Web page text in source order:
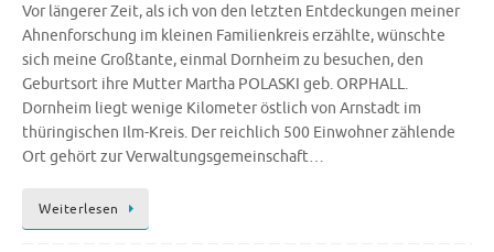
Vor längerer Zeit, als ich von den letzten Entdeckungen meiner
Ahnenforschung im kleinen Familienkreis erzählte, wünschte
sich meine Großtante, einmal Dornheim zu besuchen, den
Geburtsort ihre Mutter Martha POLASKI geb. ORPHALL.
Dornheim liegt wenige Kilometer östlich von Arnstadt im
thüringischen Ilm-Kreis. Der reichlich 500 Einwohner zählende
Ort gehört zur Verwaltungsgemeinschaft…
Weiterlesen